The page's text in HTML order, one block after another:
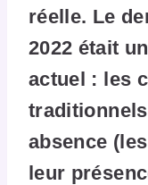
réelle. Le
2022 était
actuel : les
absence
leur